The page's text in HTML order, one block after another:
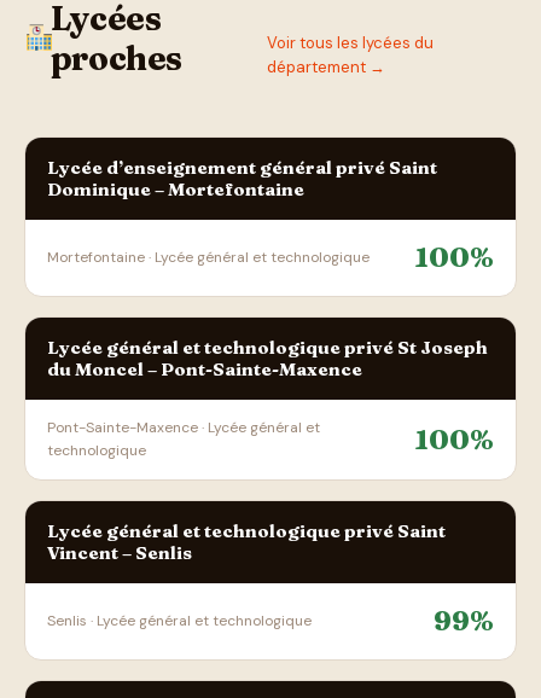
Lycées
proches
Voir tous les lycées du
département →
Lycée d’enseignement général privé Saint
Dominique – Mortefontaine
Mortefontaine · Lycée général et technologique 100%
Lycée général et technologique privé St Joseph
du Moncel – Pont-Sainte-Maxence
Pont-Sainte-Maxence · Lycée général et
technologique
100%
Lycée général et technologique privé Saint
Vincent – Senlis
Senlis · Lycée général et technologique 99%